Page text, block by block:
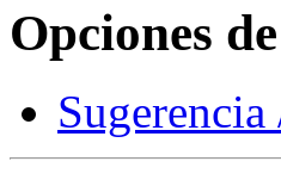
Opciones